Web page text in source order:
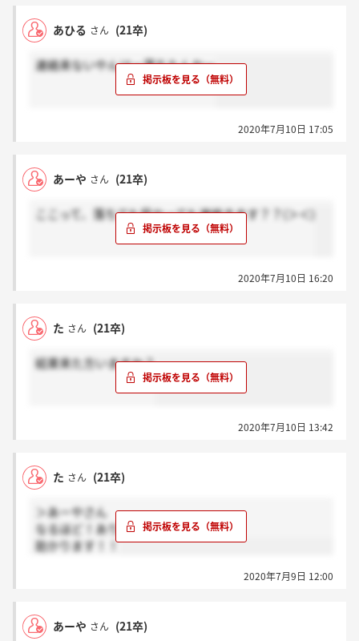
あひる さん (21卒)
連絡来ないやんけー落ちたんかー
2020年7月10日 17:05
あーや さん (21卒)
ここって、落ちても受かっても連絡きます？？(＞＜)
2020年7月10日 16:20
た さん (21卒)
結果来た方いますか？
2020年7月10日 13:42
た さん (21卒)
＞あーやさん
なるほど！ありがとうございます！
助かります！！
2020年7月9日 12:00
あーや さん (21卒)